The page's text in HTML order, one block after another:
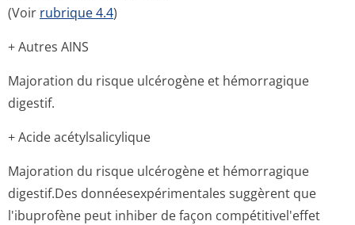
(Voir rubrique 4.4)
+ Autres AINS
Majoration du risque ulcérogène et hémorragique
digestif.
+ Acide acétylsalicylique
Majoration du risque ulcérogène et hémorragique
digestif.Des donnéesexpéri­mentales suggèrent que
l'ibuprofène peut inhiber de façon compétitivel'effet